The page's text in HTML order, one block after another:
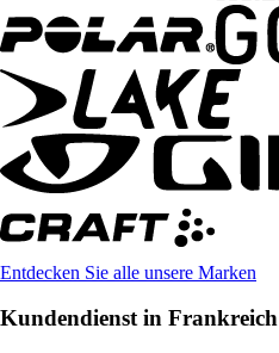
Entdecken Sie alle unsere Marken
Kundendienst in Frankreich